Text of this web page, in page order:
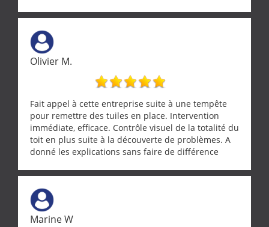
Une équipe sérieuse, réactive et compétente. C'est
vraiment rassurant de pouvoir compter sur des
artisans aussi professionnels. Merci encore !
Olivier M.
Fait appel à cette entreprise suite à une tempête
pour remettre des tuiles en place. Intervention
immédiate, efficace. Contrôle visuel de la totalité du
toit en plus suite à la découverte de problèmes. A
donné les explications sans faire de différence
Marine W